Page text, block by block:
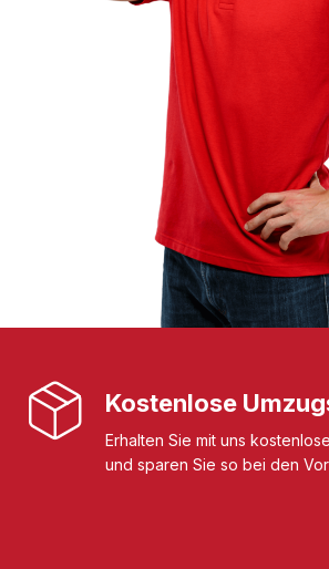
Kostenlose
Erhalten Sie mit uns
und sparen Sie so bei den